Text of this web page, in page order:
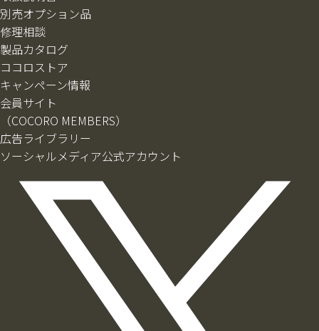
別売オプション品
修理相談
製品カタログ
ココロストア
キャンペーン情報
会員サイト
（COCORO MEMBERS）
広告ライブラリー
ソーシャルメディア公式アカウント